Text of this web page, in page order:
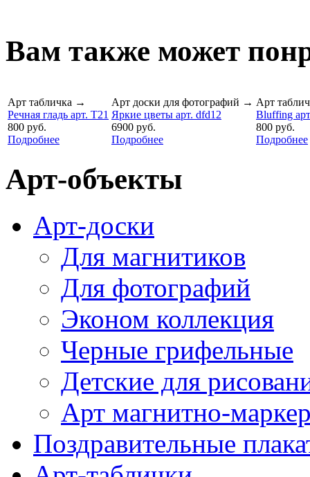
Вам также может
Арт табличка →
Речная гладь арт. T21
800 руб.
Подробнее
Арт доски для фотографий →
Яркие цветы арт. dfd12
6900 руб.
Подробнее
Арт
Bluffing
800 руб.
Подробнее
Арт-объекты
Арт-доски
Для магнитиков
Для фотографий
Эконом коллекция
Черные грифельные
Детские для
Арт магнитно-
Поздравительные